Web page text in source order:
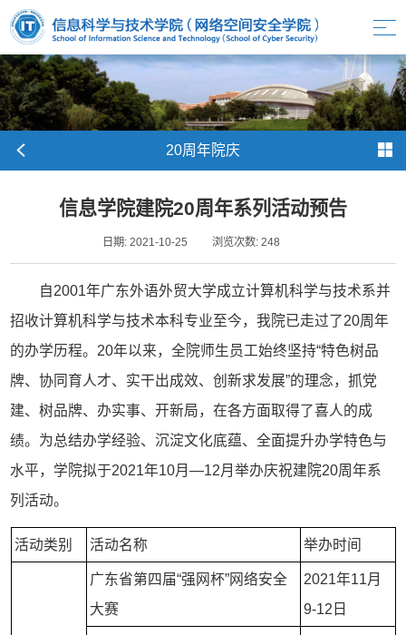
20周年院庆
信息学院建院20周年系列活动预告
日期: 2021-10-25 浏览次数: 248
自2001年广东外语外贸大学成立计算机科学与技术系并
招收计算机科学与技术本科专业至今，我院已走过了20周年
的办学历程。20年以来，全院师生员工始终坚持“特色树品
牌、协同育人才、实干出成效、创新求发展”的理念，抓党
建、树品牌、办实事、开新局，在各方面取得了喜人的成
绩。为总结办学经验、沉淀文化底蕴、全面提升办学特色与
水平，学院拟于2021年10月—12月举办庆祝建院20周年系
列活动。
活动类别 活动名称 举办时间
广东省第四届“强网杯”网络安全
大赛
2021年11月
9-12日